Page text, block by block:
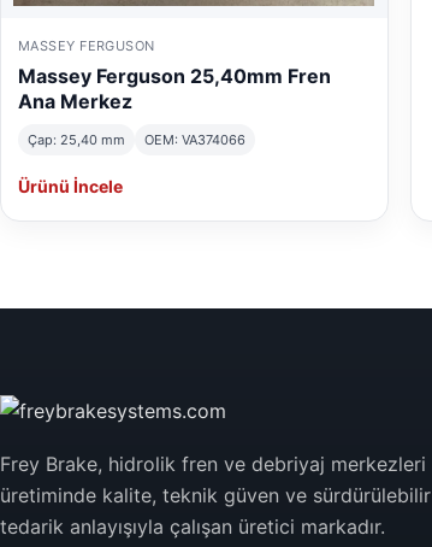
MASSEY FERGUSON
Massey Ferguson 25,40mm Fren
Ana Merkez
Çap: 25,40 mm OEM: VA374066
Ürünü İncele
Frey Brake, hidrolik fren ve debriyaj merkezleri
üretiminde kalite, teknik güven ve sürdürülebilir
tedarik anlayışıyla çalışan üretici markadır.